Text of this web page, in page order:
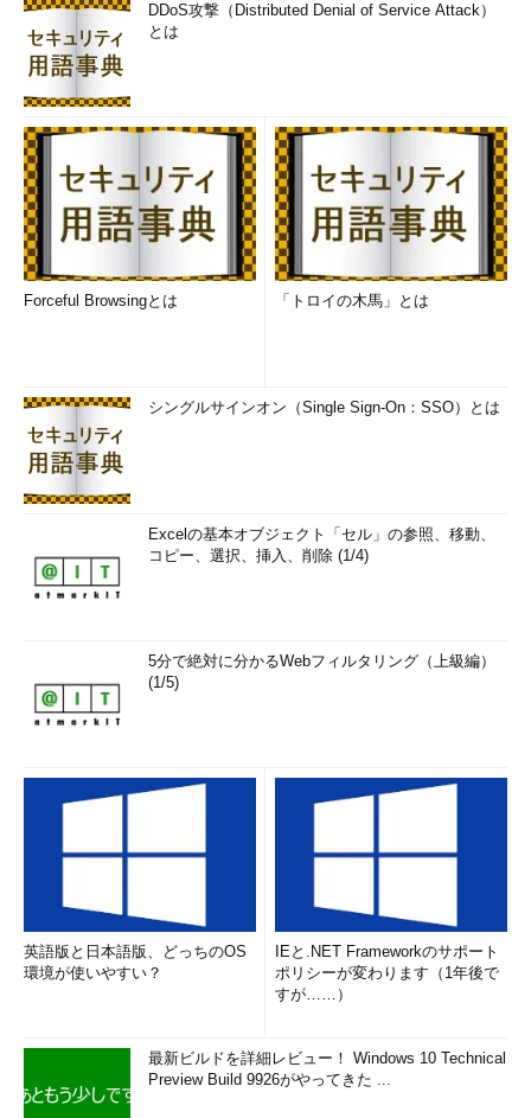
DDoS攻撃（Distributed Denial of Service Attack）
とは
Forceful Browsingとは 「トロイの木馬」とは
シングルサインオン（Single Sign-On：SSO）とは
Excelの基本オブジェクト「セル」の参照、移動、
コピー、選択、挿入、削除 (1/4)
5分で絶対に分かるWebフィルタリング（上級編）
(1/5)
英語版と日本語版、どっちのOS
環境が使いやすい？
IEと.NET Frameworkのサポート
ポリシーが変わります（1年後で
すが……）
最新ビルドを詳細レビュー！ Windows 10 Technical
Preview Build 9926がやってきた ...